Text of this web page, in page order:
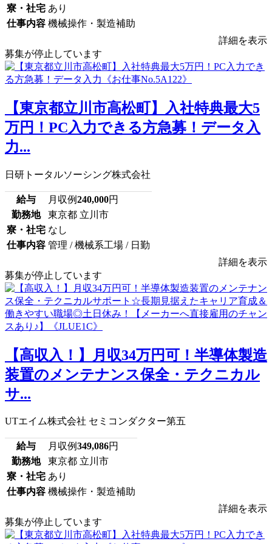
寮・社宅 あり
仕事内容 機械操作・製造補助
詳細を表示
募集が停止しています
【東京都立川市高松町】入社特典最大5
万円！PC入力できる方急募！データ入
力...
日研トータルソーシング株式会社
給与 月収例240,000円
勤務地
東京都 立川市
寮・社宅 なし
仕事内容 管理 / 機械系工場 / 日勤
詳細を表示
募集が停止しています
【高収入！】月収34万円可！半導体製造
装置のメンテナンス保全・テクニカル
サ...
UTエイム株式会社 セミコンダクター第五
給与 月収例349,086円
勤務地
東京都 立川市
寮・社宅 あり
仕事内容 機械操作・製造補助
詳細を表示
募集が停止しています